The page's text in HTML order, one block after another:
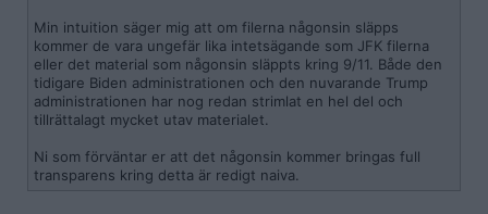
Min intuition säger mig att om filerna någonsin släpps
kommer de vara ungefär lika intetsägande som JFK filerna
eller det material som någonsin släppts kring 9/11. Både den
tidigare Biden administrationen och den nuvarande Trump
administrationen har nog redan strimlat en hel del och
tillrättalagt mycket utav materialet.
Ni som förväntar er att det någonsin kommer bringas full
transparens kring detta är redigt naiva.